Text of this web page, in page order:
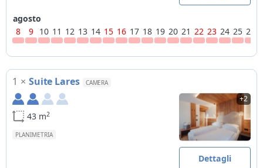
agosto
8
9 10 11 12 13 14 15 16 17 18 19 20 21 22 23 24 25 26
1 × Suite Lares CAMERA
43 m2
PLANIMETRIA
+2
Dettagli